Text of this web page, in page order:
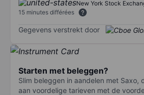
New York Stock
15 minutes différées
Gegevens verstrekt door
Starten met beleggen?
Slim beleggen in aandelen met Saxo,
aan voordelige tarieven met de